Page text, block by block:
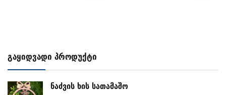
გაყიდვადი პროდუქტი
ნაძვის ხის სათამაშო